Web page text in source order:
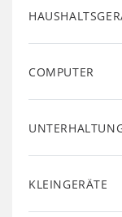
COMPUTER
KLEINGERÄTE